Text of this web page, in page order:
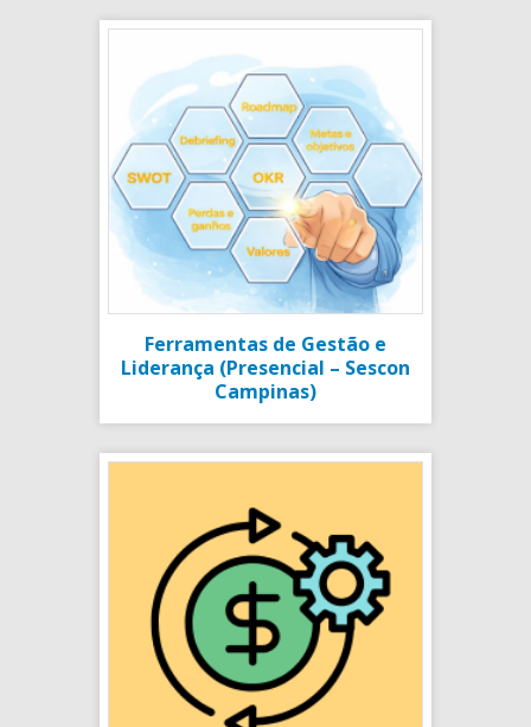
Ferramentas de Gestão e
Liderança (Presencial – Sescon
Campinas)